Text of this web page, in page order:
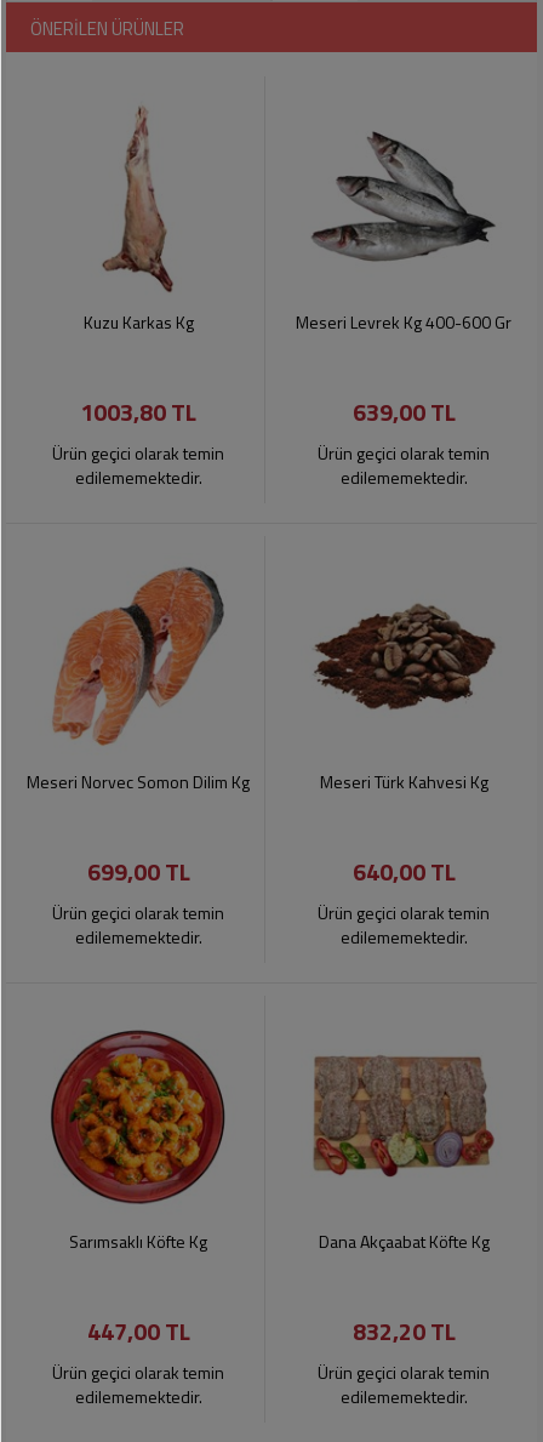
ÖNERİLEN ÜRÜNLER
Kuzu Karkas Kg
1003,80 TL
Ürün geçici olarak temin
edilememektedir.
Meseri Levrek Kg 400-600 Gr
639,00 TL
Ürün geçici olarak temin
edilememektedir.
Meseri Norvec Somon Dilim Kg
699,00 TL
Ürün geçici olarak temin
edilememektedir.
Meseri Türk Kahvesi Kg
640,00 TL
Ürün geçici olarak temin
edilememektedir.
Sarımsaklı Köfte Kg
447,00 TL
Ürün geçici olarak temin
edilememektedir.
Dana Akçaabat Köfte Kg
832,20 TL
Ürün geçici olarak temin
edilememektedir.